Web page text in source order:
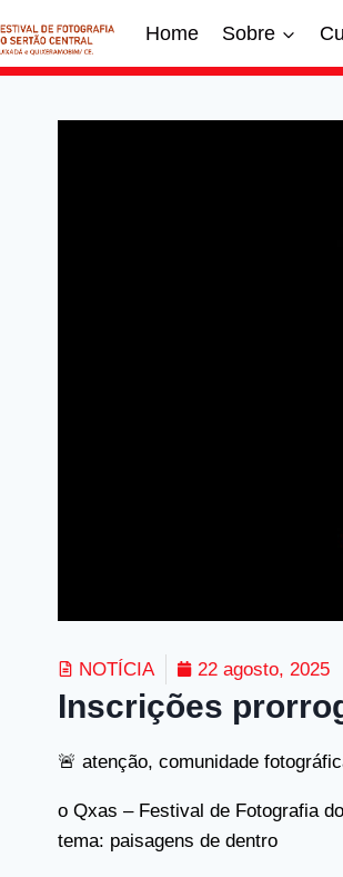
Home Sobre
NOTÍCIA 22 agosto, 2025
Inscrições
🚨 atenção, comunidade
o Qxas – Festival de Fotografia
tema: paisagens de dentro